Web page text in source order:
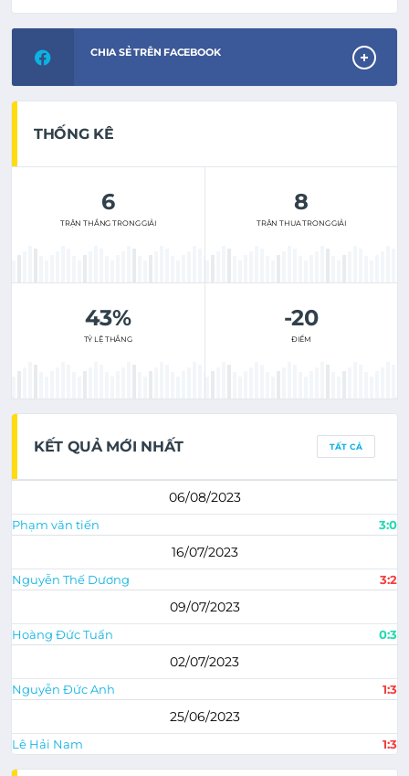
CHIA SẺ TRÊN FACEBOOK
THỐNG KÊ
6
TRẬN THẮNG TRONG GIẢI
8
TRẬN THUA TRONG GIẢI
43%
TỶ LỆ THẮNG
-20
ĐIỂM
KẾT QUẢ MỚI NHẤT TẤT CẢ
06/08/2023
Phạm văn tiến 3:0
16/07/2023
Nguyễn Thế Dương 3:2
09/07/2023
Hoàng Đức Tuấn 0:3
02/07/2023
Nguyễn Đức Anh 1:3
25/06/2023
Lê Hải Nam 1:3